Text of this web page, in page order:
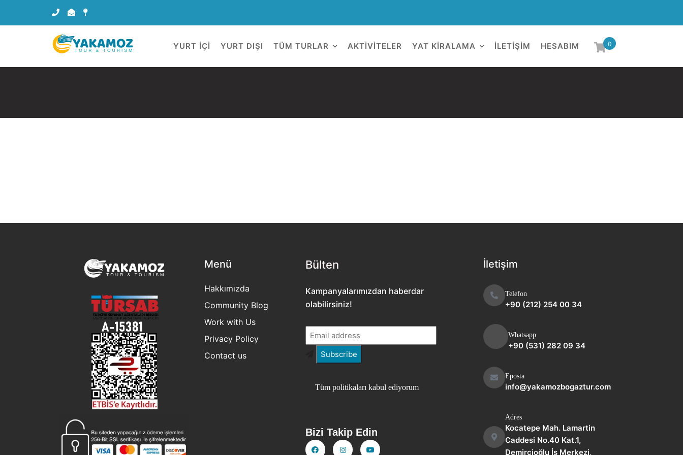
0
YURT İÇİ YURT DIŞI TÜM TURLAR AKTİVİTELER YAT KİRALAMA İLETIŞIM HESABIM
Menü
Hakkımızda
Community Blog
Work with Us
Privacy Policy
Contact us
Bülten​
Kampanyalarımızdan haberdar
olabilirsiniz!
Tüm politikaları kabul ediyorum
Bizi Takip Edin
İletişim
Telefon
+90 (212) 254 00 34
Whatsapp
+90 (531) 282 09 34
Eposta
info@yakamozbogaztur.com
Adres
Kocatepe Mah. Lamartin
Caddesi No.40 Kat.1,
Demircioğlu İş Merkezi,